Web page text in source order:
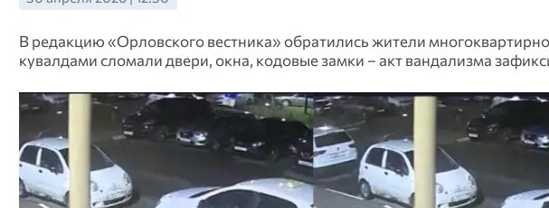
В редакцию «Орловского вестника» обратились жители
кувалдами сломали двери, окна, кодовые замки – акт вандализма